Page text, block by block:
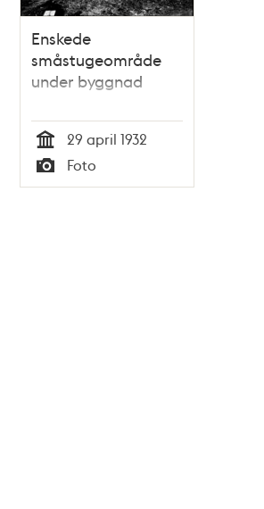
Enskede
småstugeområde
under byggnad
Tid
29 april 1932
Typ
Foto